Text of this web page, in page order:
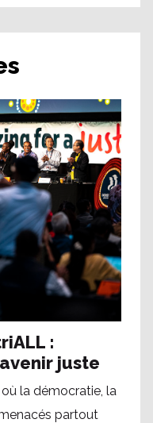
:
juste
où la démocratie, la
partout